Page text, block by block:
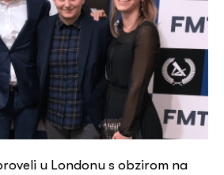
u Londonu s obzirom na